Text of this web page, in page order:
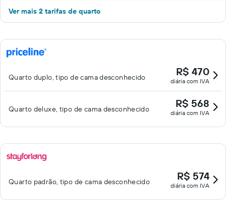
Ver mais 2 tarifas de quarto
Quarto duplo, tipo de cama desconhecido R$ 470
diária com IVA
Quarto deluxe, tipo de cama desconhecido R$ 568
diária com IVA
Quarto padrão, tipo de cama desconhecido R$ 574
diária com IVA